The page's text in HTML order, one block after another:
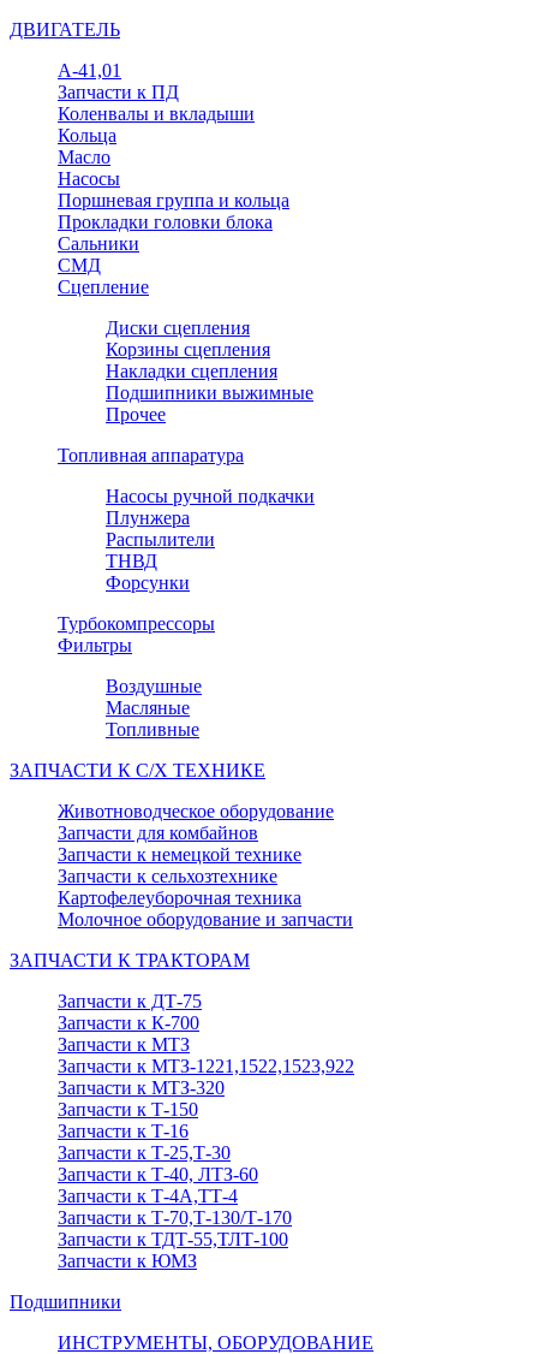
ДВИГАТЕЛЬ
А-41,01
Запчасти к ПД
Коленвалы и вкладыши
Кольца
Масло
Насосы
Поршневая группа и кольца
Прокладки головки блока
Сальники
СМД
Сцепление
Диски сцепления
Корзины сцепления
Накладки сцепления
Подшипники выжимные
Прочее
Топливная аппаратура
Насосы ручной подкачки
Плунжера
Распылители
ТНВД
Форсунки
Турбокомпрессоры
Фильтры
Воздушные
Масляные
Топливные
ЗАПЧАСТИ К С/Х ТЕХНИКЕ
Животноводческое оборудование
Запчасти для комбайнов
Запчасти к немецкой технике
Запчасти к сельхозтехнике
Картофелеуборочная техника
Молочное оборудование и запчасти
ЗАПЧАСТИ К ТРАКТОРАМ
Запчасти к ДТ-75
Запчасти к К-700
Запчасти к МТЗ
Запчасти к МТЗ-1221,1522,1523,922
Запчасти к МТЗ-320
Запчасти к Т-150
Запчасти к Т-16
Запчасти к Т-25,Т-30
Запчасти к Т-40, ЛТЗ-60
Запчасти к Т-4А,ТТ-4
Запчасти к Т-70,Т-130/Т-170
Запчасти к ТДТ-55,ТЛТ-100
Запчасти к ЮМЗ
Подшипники
ИНСТРУМЕНТЫ, ОБОРУДОВАНИЕ